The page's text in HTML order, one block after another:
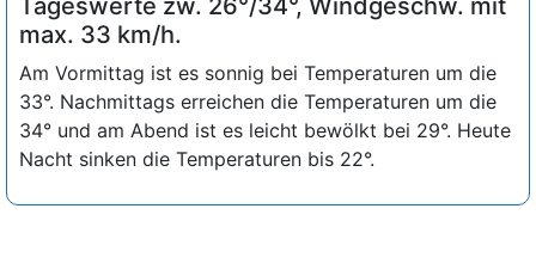
max. 33 km/h.
Am Vormittag ist es sonnig bei Temperaturen um die
33°. Nachmittags erreichen die Temperaturen um die
34° und am Abend ist es leicht bewölkt bei 29°. Heute
Nacht sinken die Temperaturen bis 22°.